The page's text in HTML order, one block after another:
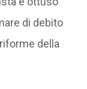
di debito
della